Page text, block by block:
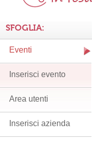
SFOGLIA:
Eventi
Inserisci evento
Area utenti
Inserisci azienda